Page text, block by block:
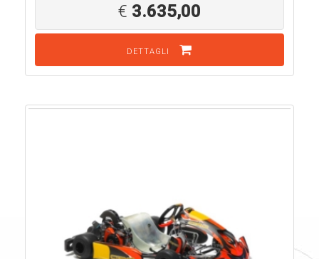
€ 3.635,00
DETTAGLI